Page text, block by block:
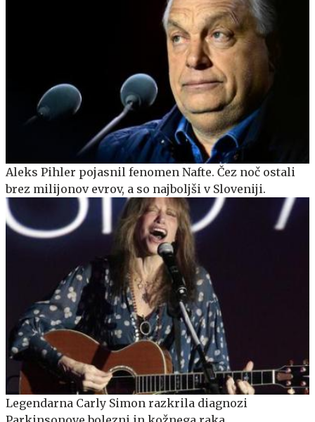
Aleks Pihler pojasnil fenomen Nafte. Čez noč ostali
brez milijonov evrov, a so najboljši v Sloveniji.
Legendarna Carly Simon razkrila diagnozi